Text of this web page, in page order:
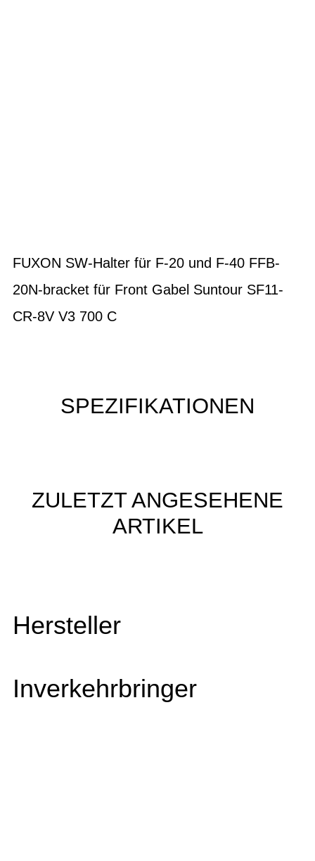
FUXON SW-Halter für F-20 und F-40 FFB-
20N-bracket für Front Gabel Suntour SF11-
CR-8V V3 700 C
SPEZIFIKATIONEN
ZULETZT ANGESEHENE
ARTIKEL
Hersteller
Inverkehrbringer